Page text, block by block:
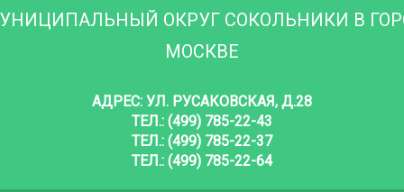
ОКРУГ СОКОЛЬНИКИ В
МОСКВЕ
АДРЕС: УЛ. РУСАКОВСКАЯ, Д.28
ТЕЛ.: (499) 785-22-43
ТЕЛ.: (499) 785-22-37
ТЕЛ.: (499) 785-22-64